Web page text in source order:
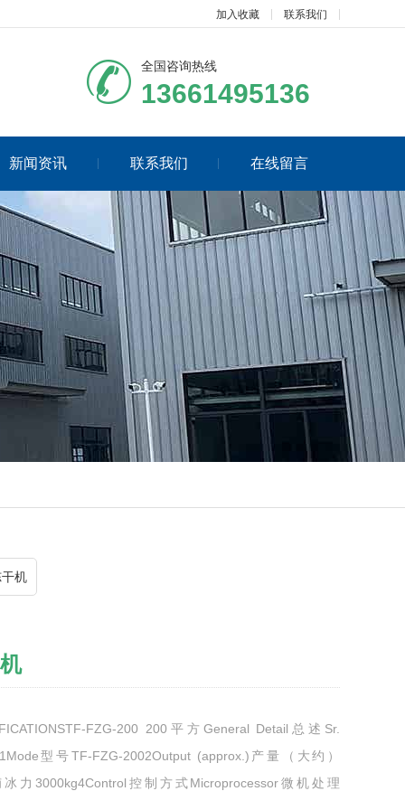
加入收藏 联系我们
全国咨询热线
13661495136
新闻资讯 联系我们 在线留言
机
FZG-200 200平方General Detail总述Sr.
型号TF-FZG-2002Output (approx.)产量（大约）
力3000kg4Control控制方式Microprocessor微机处理